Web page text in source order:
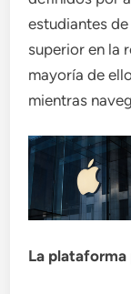
estudiantes
superior en la
mayoría de
mientras
La plataforma